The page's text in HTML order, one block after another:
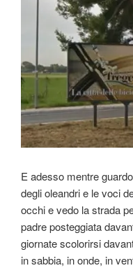
E adesso mentre
degli oleandri e le voci
occhi e vedo la strada
padre posteggiata
giornate scolorirsi
in sabbia, in onde, in